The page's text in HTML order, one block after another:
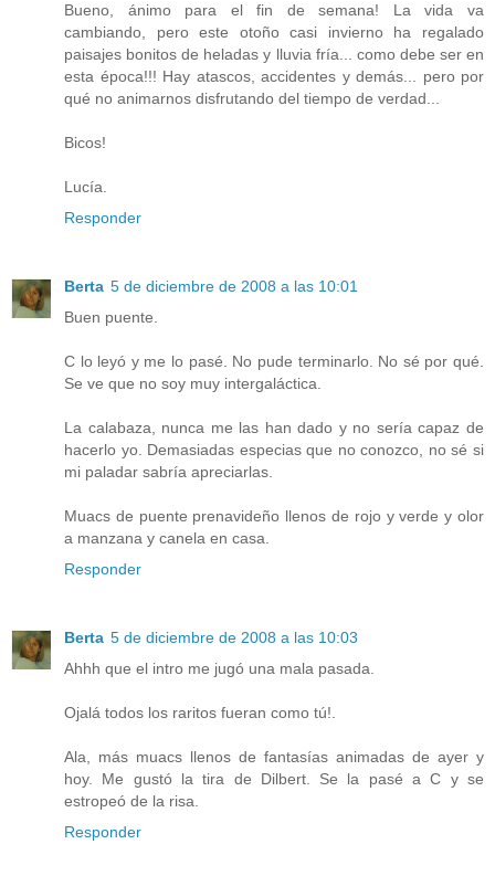
Bueno, ánimo para el fin de semana! La vida va
cambiando, pero este otoño casi invierno ha regalado
paisajes bonitos de heladas y lluvia fría... como debe ser en
esta época!!! Hay atascos, accidentes y demás... pero por
qué no animarnos disfrutando del tiempo de verdad...
Bicos!
Lucía.
Responder
Berta 5 de diciembre de 2008 a las 10:01
Buen puente.
C lo leyó y me lo pasé. No pude terminarlo. No sé por qué.
Se ve que no soy muy intergaláctica.
La calabaza, nunca me las han dado y no sería capaz de
hacerlo yo. Demasiadas especias que no conozco, no sé si
mi paladar sabría apreciarlas.
Muacs de puente prenavideño llenos de rojo y verde y olor
a manzana y canela en casa.
Responder
Berta 5 de diciembre de 2008 a las 10:03
Ahhh que el intro me jugó una mala pasada.
Ojalá todos los raritos fueran como tú!.
Ala, más muacs llenos de fantasías animadas de ayer y
hoy. Me gustó la tira de Dilbert. Se la pasé a C y se
estropeó de la risa.
Responder